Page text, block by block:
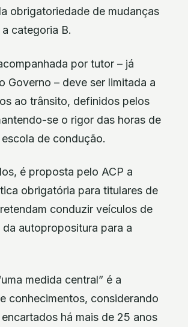
obrigatoriedade de mudanças
categoria B.
por tutor – já
Governo – deve ser limitada a
ao trânsito, definidos pelos
se o rigor das horas de
de condução.
é proposta pelo ACP a
obrigatória para titulares de
conduzir veículos de
autopropositura para a
medida central” é a
conhecimentos, considerando
há mais de 25 anos